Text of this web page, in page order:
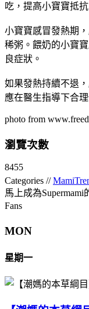
吃，提高小寶寶抵
小寶寶感冒發熱期
稀粥。餵奶的小寶
良症狀。
如果發熱持續不退
應在醫生指導下合
photo from
瀏覽次數
8455
Categories //
馬上成為Supermami
Fans
MON
星期一